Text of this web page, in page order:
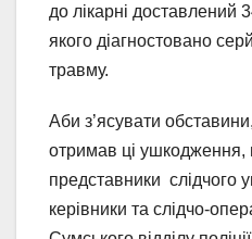
до лікарні доставлений
якого діагностовано
травму.
Аби з’ясувати
отримав ці ушкодження,
представники слідчого
керівники та слідчо-